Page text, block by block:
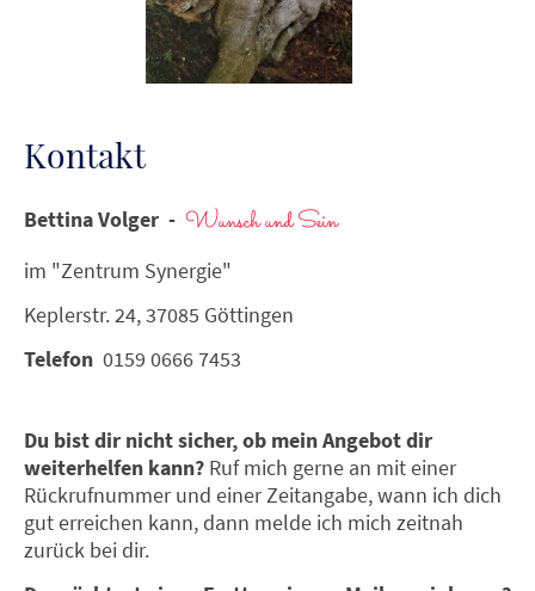
Kontakt
Bettina Volger - Wunsch und Sein
im "Zentrum Synergie"
Keplerstr. 24, 37085 Göttingen
Telefon 0159 0666 7453
Du bist dir nicht sicher, ob mein Angebot dir
weiterhelfen kann? Ruf mich gerne an mit einer
Rückrufnummer und einer Zeitangabe, wann ich dich
gut erreichen kann, dann melde ich mich zeitnah
zurück bei dir.